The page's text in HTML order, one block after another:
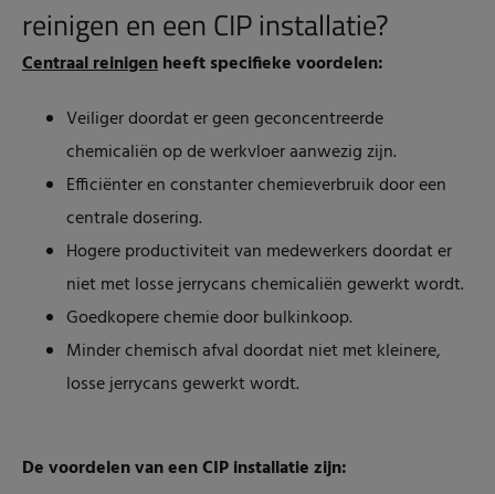
reinigen en een CIP installatie?
Centraal reinigenheeft specifieke voordelen:
Veiliger doordat er geen geconcentreerde
chemicaliën op de werkvloer aanwezig zijn.
Efficiënter en constanter chemieverbruik door een
centrale dosering.
Hogere productiviteit van medewerkers doordat er
niet met losse jerrycans chemicaliën gewerkt wordt.
Goedkopere chemie door bulkinkoop.
Minder chemisch afval doordat niet met kleinere,
losse jerrycans gewerkt wordt.
De voordelen van een CIP installatie zijn: